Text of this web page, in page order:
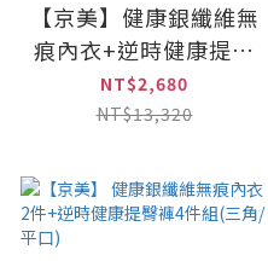
【京美】健康銀纖維無
痕內衣+逆時健康提臀
褲(三角/平口)｜各2件
NT$2,680
NT$13,320